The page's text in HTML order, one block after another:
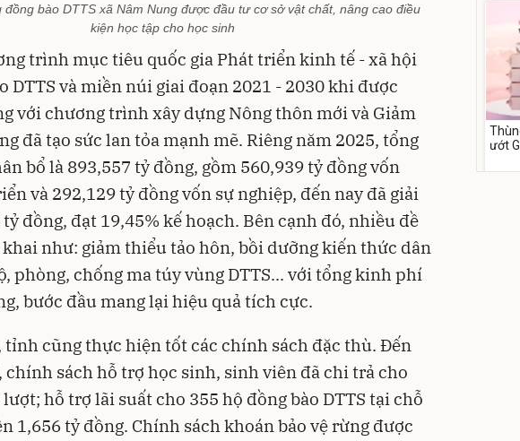
đồng bào DTTS xã Nâm Nung được đầu tư cơ sở vật chất, nâng cao điều
kiện học tập cho học sinh
trình mục tiêu quốc gia Phát triển kinh tế - xã hội
DTTS và miền núi giai đoạn 2021 - 2030 khi được
với chương trình xây dựng Nông thôn mới và Giảm
đã tạo sức lan tỏa mạnh mẽ. Riêng năm 2025, tổng
bổ là 893,557 tỷ đồng, gồm 560,939 tỷ đồng vốn
và 292,129 tỷ đồng vốn sự nghiệp, đến nay đã giải
đồng, đạt 19,45% kế hoạch. Bên cạnh đó, nhiều đề
như: giảm thiểu tảo hôn, bồi dưỡng kiến thức dân
phòng, chống ma túy vùng DTTS... với tổng kinh phí
bước đầu mang lại hiệu quả tích cực.
tỉnh cũng thực hiện tốt các chính sách đặc thù. Đến
chính sách hỗ trợ học sinh, sinh viên đã chi trả cho
hỗ trợ lãi suất cho 355 hộ đồng bào DTTS tại chỗ
1,656 tỷ đồng. Chính sách khoán bảo vệ rừng được
ướt